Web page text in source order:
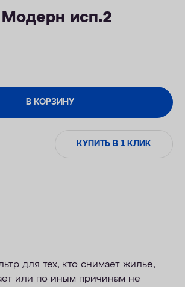
исп.2
В КОРЗИНУ
КУПИТЬ В 1 КЛИК
для тех, кто снимает жилье,
или по иным причинам не